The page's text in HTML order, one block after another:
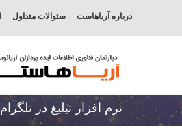
درباره آریاهاست سئوالات متداول
نرم افزار تبلیغ در تلگرام